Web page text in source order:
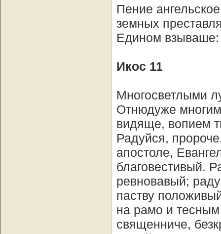
Пение
земных
Едином
Икос 11
Многосветлыми
Отнюдуже
видяще, вопием
Радуйся,
апостоле,
благовестивый.
ревновавый;
паству
на рамо и
священниче,